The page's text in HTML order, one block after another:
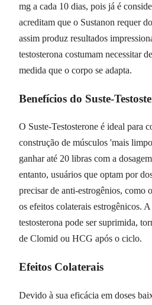
mg a cada 10 dias, pois já é
acreditam que o Sustanon requer
assim produz resultados
testosterona costumam necessitar
medida que o corpo se adapta.
Benefícios do Suste-
O Suste-Testosterone é ideal para
construção de músculos 'mais
ganhar até 20 libras com a
entanto, usuários que optam por
precisar de anti-estrogênios, como
os efeitos colaterais estrogênicos.
testosterona pode ser suprimida,
de Clomid ou HCG após o ciclo.
Efeitos Colaterais
Devido à sua eficácia em doses